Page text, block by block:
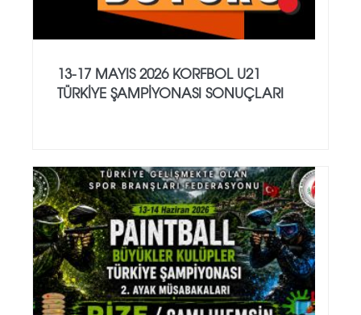
13-17 MAYIS 2026 KORFBOL U21
TÜRKİYE ŞAMPİYONASI SONUÇLARI